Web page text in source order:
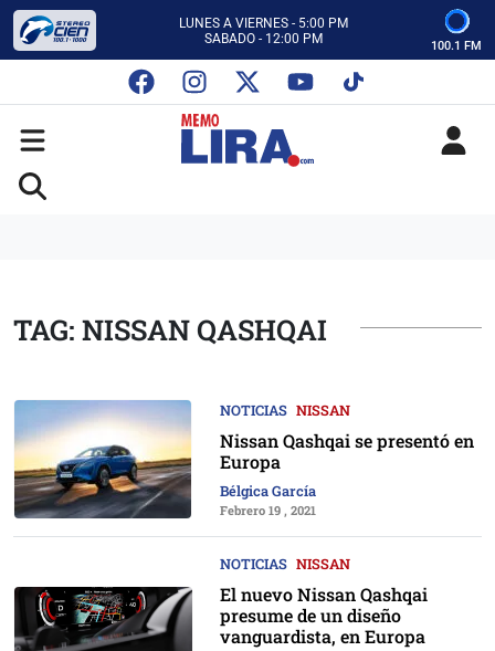
LUNES A VIERNES - 5:00 PM
SABADO - 12:00 PM
CON MEMO LIRA Y SU EQUIPO
LUNES A VIERNES - 5:00 PM
SABADO - 12:00 PM
100.1 FM
TAG: NISSAN QASHQAI
NOTICIAS NISSAN
Nissan Qashqai se presentó en
Europa
Bélgica García
Febrero 19 , 2021
NOTICIAS NISSAN
El nuevo Nissan Qashqai
presume de un diseño
vanguardista, en Europa